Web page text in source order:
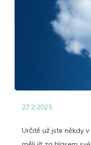
27.2.2025
Určitě už jste někdy